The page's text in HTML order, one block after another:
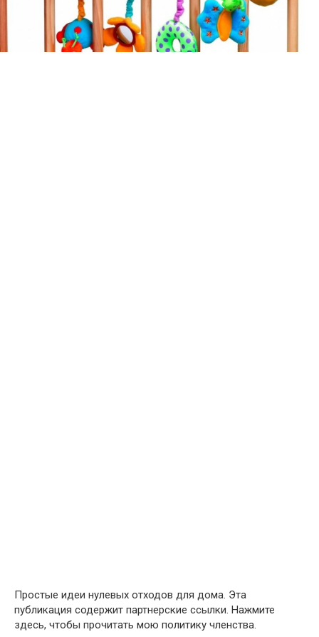
Простые идеи нулевых отходов для дома. Эта
публикация содержит партнерские ссылки. Нажмите
здесь, чтобы прочитать мою политику членства.